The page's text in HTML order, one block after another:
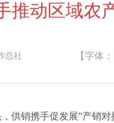
推动区域农
总社 【字体：
销携手促发展”产销对